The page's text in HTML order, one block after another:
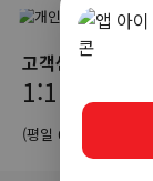
고객센터
1:1 문의
(평일 09:00 - 18:00 /